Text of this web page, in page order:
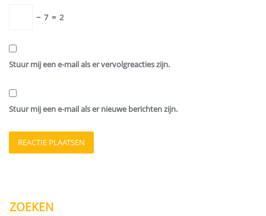
− 7 = 2
Stuur mij een e-mail als er vervolgreacties zijn.
Stuur mij een e-mail als er nieuwe berichten zijn.
ZOEKEN